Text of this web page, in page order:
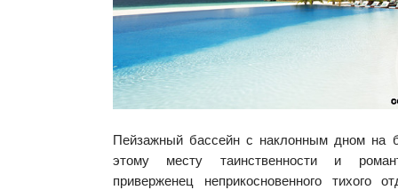
Пейзажный бассейн с наклонным дном на
этому месту таинственности и
приверженец неприкосновенного тихого